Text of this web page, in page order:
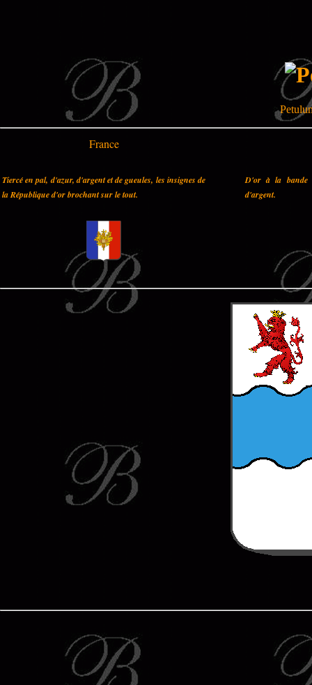
France
Tiercé en pal, d'azur, d'argent et de gueules, les insignes de
la République d'or brochant sur le tout.
D'or à la bande
d'argent.